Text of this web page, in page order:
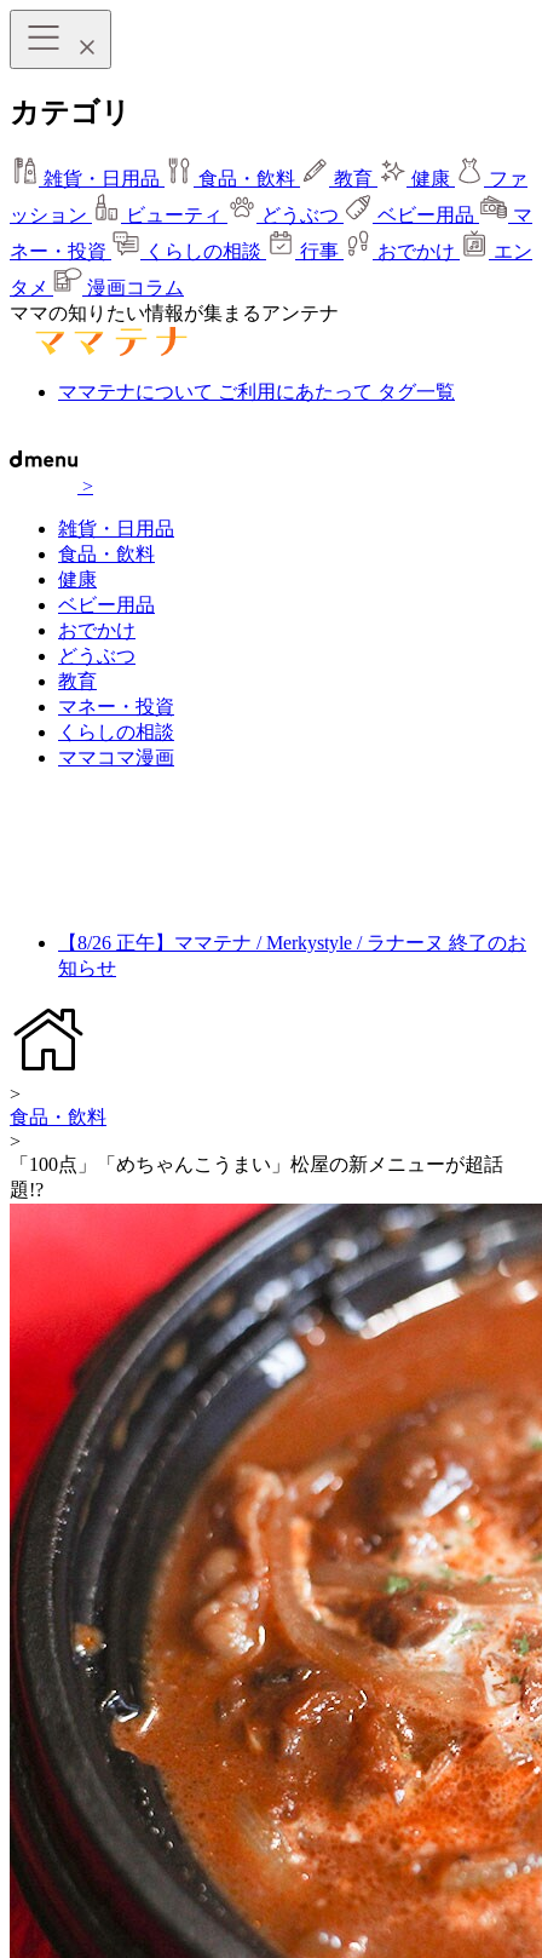
カテゴリ
雑貨・日用品 食品・飲料 教育 健康
ファ
ッション
ビューティ どうぶつ ベビー用品
マ
ネー・投資
くらしの相談 行事 おでかけ
エン
タメ
漫画コラム
ママの知りたい情報が集まるアンテナ
ママテナについて ご利用にあたって タグ一覧
>
雑貨・日用品
食品・飲料
健康
ベビー用品
おでかけ
どうぶつ
教育
マネー・投資
くらしの相談
ママコマ漫画
【8/26 正午】ママテナ / Merkystyle / ラナーヌ 終了のお
知らせ
>
食品・飲料
>
「100点」「めちゃんこうまい」松屋の新メニューが超話
題!?